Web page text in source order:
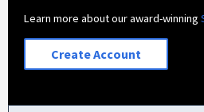
Learn more about our award-winning
Create Account